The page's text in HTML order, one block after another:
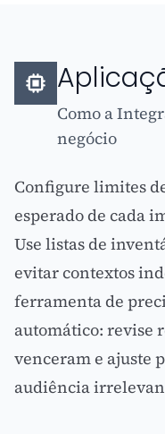
Como a
negócio
Configure limites
esperado de cada
Use listas de
evitar contextos
ferramenta de
automático: revise
venceram e ajuste
audiência